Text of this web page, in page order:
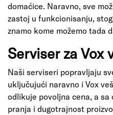
domaćice. Naravno, sve
zastoj u funkcionisanju,
znamo kome možemo tada
Serviser za Vox
Naši serviseri popravljaju
uključujući naravno i Vox
odlikuje povoljna cena, a
pranja i dugotrajnost